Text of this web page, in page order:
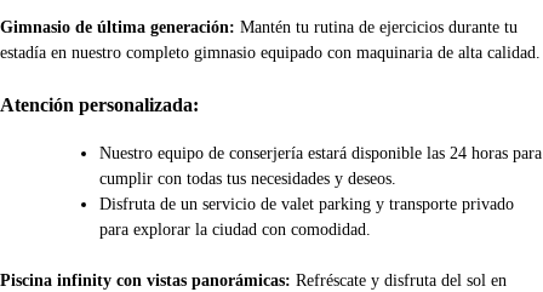
Gimnasio de última generación: Mantén tu rutina de ejercicios durante tu
estadía en nuestro completo gimnasio equipado con maquinaria de alta calidad.
Atención personalizada:
Nuestro equipo de conserjería estará disponible las 24 horas para
cumplir con todas tus necesidades y deseos.
Disfruta de un servicio de valet parking y transporte privado
para explorar la ciudad con comodidad.
Piscina infinity con vistas panorámicas: Refréscate y disfruta del sol en